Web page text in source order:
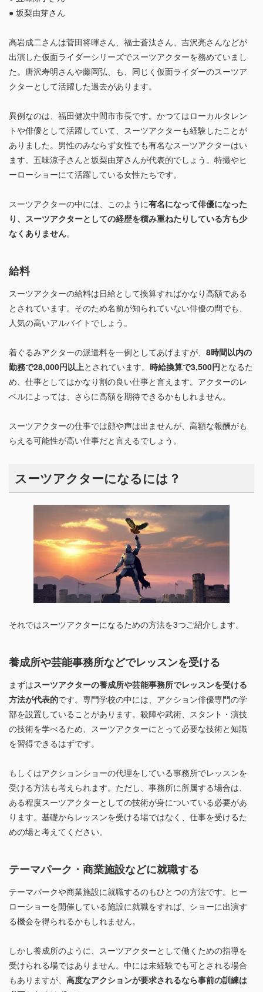
● 坂梨由芽さん
高岩成二さんは菅田将暉さん、福士蒼汰さん、吉沢亮さんなどが
出演した仮面ライダーシリーズでスーツアクターを務めていまし
た。唐沢寿明さんや藤岡弘、も、同じく仮面ライダーのスーツア
クターとして活躍した過去があります。
異例なのは、福田健次中間市市長です。かつてはローカルタレン
トや俳優として活躍していて、スーツアクターも経験したことが
ありました。男性のみならず女性でも有名なスーツアクターはい
ます。五味涼子さんと坂梨由芽さんが代表的でしょう。特撮やヒ
ーローショーにて活躍している女性たちです。
スーツアクターの中には、このように有名になって俳優になった
り、スーツアクターとしての経歴を積み重ねたりしている方も少
なくありません。
給料
スーツアクターの給料は日給として換算すればかなり高額である
とされています。そのため名前が知られていない俳優の間でも、
人気の高いアルバイトでしょう。
着ぐるみアクターの派遣料を一例としてあげますが、 8時間以内の
勤務で28,000円以上とされています。 時給換算で3,500円となるた
め、仕事としてはかなり割の良い仕事と言えます。アクターのレ
ベルによっては、さらに高額を期待できるかもしれません。
スーツアクターの仕事では顔や声は出ませんが、高額な報酬がも
らえる可能性が高い仕事だと言えるでしょう。
スーツアクターになるには？
それではスーツアクターになるための方法を3つご紹介します。
養成所や芸能事務所などでレッスンを受ける
まずはスーツアクターの養成所や芸能事務所でレッスンを受ける
方法が代表的です。専門学校の中には、アクション俳優専門の学
部を設置していることがあります。殺陣や武術、スタント・演技
の技術を学べるため、スーツアクターにとって必要な技術と知識
を習得できるはずです。
もしくはアクションショーの代理をしている事務所でレッスンを
受ける方法も考えられます。ただし、事務所に所属する場合は、
ある程度スーツアクターとしての技術が身についている必要があ
ります。基礎からレッスンを受ける場ではなく、仕事を受けるた
めの場と考えてください。
テーマパーク・商業施設などに就職する
テーマパークや商業施設に就職するのもひとつの方法です。ヒー
ローショーを開催している施設に就職をすれば、ショーに出演す
る機会を得られるかもしれません。
しかし養成所のように、スーツアクターとして働くための指導を
受けられる場ではありません。中には未経験でも可とされる場合
もありますが、 高度なアクションが要求されるなら事前の訓練は